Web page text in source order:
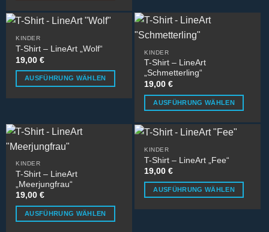
der
gewählt
werden
der
Produktseite
werden
Produkt
mehrere
Varianten
auf.
Die
der
Produktseite
werden
mehrere
Varianten
Die
Optionen
können
auf
der
gewählt
KINDER
T-Shirt – LineArt „Wolf“
19,00€
AUSFÜHRUNG WÄHLEN
mehrere
Varianten
Die
Optionen
können
auf
der
KINDER
T-Shirt – LineArt
„Schmetterling“
19,00€
AUSFÜHRUNG WÄHLEN
Produkt
mehrere
Varianten
Die
KINDER
T-Shirt – LineArt
„Meerjungfrau“
19,00€
AUSFÜHRUNG WÄHLEN
KINDER
T-Shirt – LineArt „Fee“
19,00€
AUSFÜHRUNG WÄHLEN